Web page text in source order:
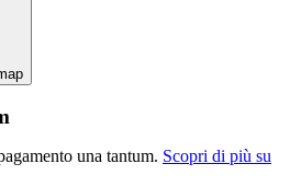
una tantum. Scopri di più su